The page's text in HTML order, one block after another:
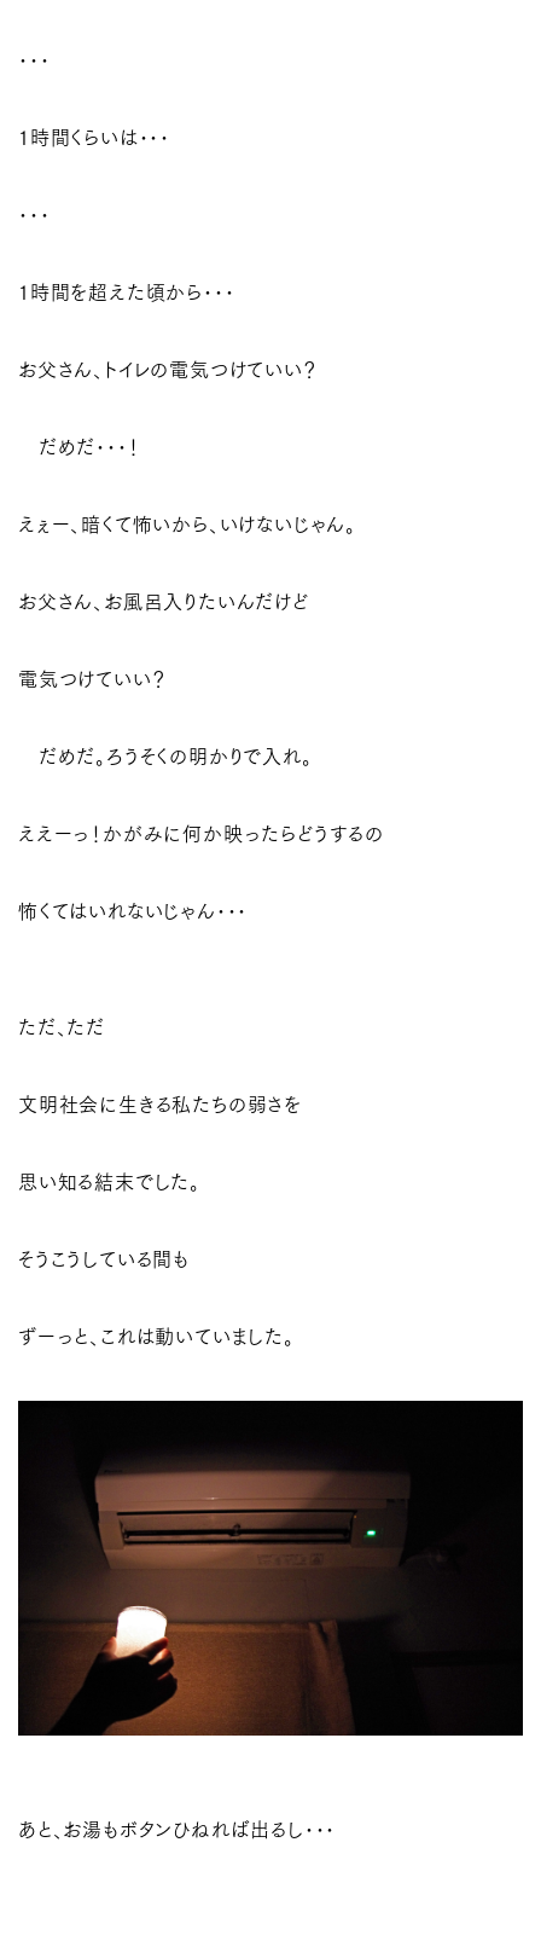
･･･
１時間くらいは･･･
･･･
１時間を超えた頃から･･･
お父さん、トイレの電気つけていい？
だめだ･･･！
えぇー、暗くて怖いから、いけないじゃん。
お父さん、お風呂入りたいんだけど
電気つけていい？
だめだ。ろうそくの明かりで入れ。
ええーっ！かがみに何か映ったらどうするの
怖くてはいれないじゃん･･･
ただ、ただ
文明社会に生きる私たちの弱さを
思い知る結末でした。
そうこうしている間も
ずーっと、これは動いていました。
あと、お湯もボタンひねれば出るし･･･